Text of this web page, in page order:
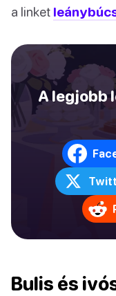
a linket
A legjobb
Bulis és